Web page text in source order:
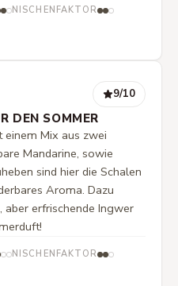
NISCHENFAKTOR
9/10
DEN SOMMER
Mix aus zwei
Mandarine, sowie
sind hier die Schalen
Aroma. Dazu
aber erfrischende Ingwer
NISCHENFAKTOR